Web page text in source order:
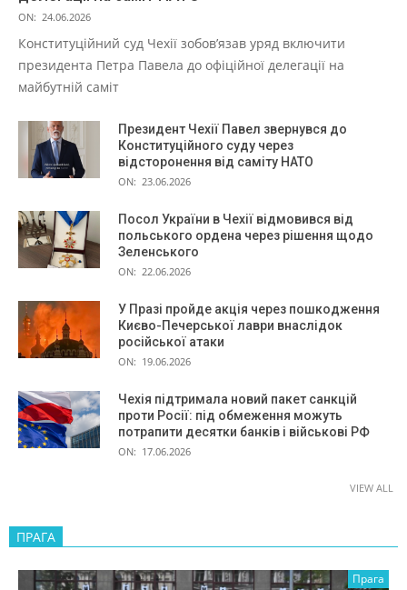
ON: 24.06.2026
Конституційний суд Чехії зобов’язав уряд включити
президента Петра Павела до офіційної делегації на
майбутній саміт
Президент Чехії Павел звернувся до
Конституційного суду через
відсторонення від саміту НАТО
ON: 23.06.2026
Посол України в Чехії відмовився від
польського ордена через рішення щодо
Зеленського
ON: 22.06.2026
У Празі пройде акція через пошкодження
Києво-Печерської лаври внаслідок
російської атаки
ON: 19.06.2026
Чехія підтримала новий пакет санкцій
проти Росії: під обмеження можуть
потрапити десятки банків і військові РФ
ON: 17.06.2026
VIEW ALL
ПРАГА
Прага